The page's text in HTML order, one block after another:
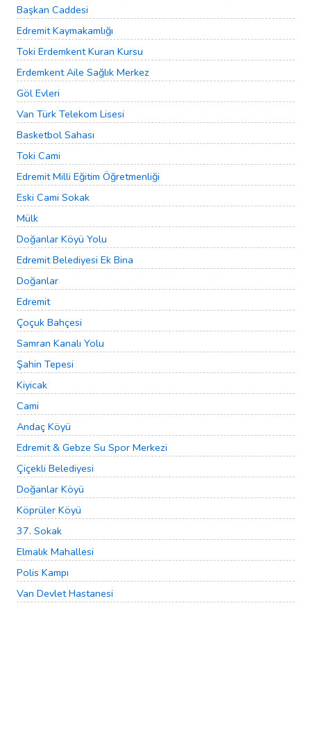
Başkan Caddesi
Edremit Kaymakamlığı
Toki Erdemkent Kuran Kursu
Erdemkent Aile Sağlık Merkez
Göl Evleri
Van Türk Telekom Lisesi
Basketbol Sahası
Toki Cami
Edremit Milli Eğitim Öğretmenliği
Eski Cami Sokak
Mülk
Doğanlar Köyü Yolu
Edremit Belediyesi Ek Bina
Doğanlar
Edremit
Çoçuk Bahçesi
Samran Kanalı Yolu
Şahin Tepesi
Kiyicak
Cami
Andaç Köyü
Edremit & Gebze Su Spor Merkezi
Çiçekli Belediyesi
Doğanlar Köyü
Köprüler Köyü
37. Sokak
Elmalık Mahallesi
Polis Kampı
Van Devlet Hastanesi